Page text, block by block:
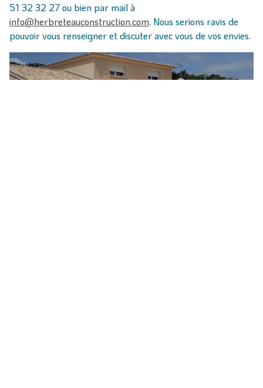
51 32 32 27 ou bien par mail à
info@herbreteauconstruction.com. Nous serions ravis de
pouvoir vous renseigner et discuter avec vous de vos envies.